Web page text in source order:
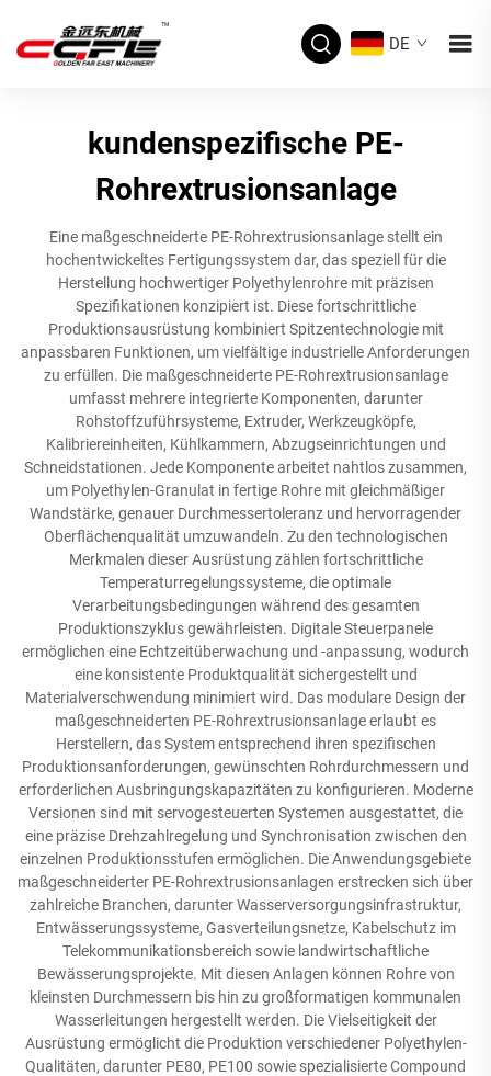
DE
kundenspezifische PE-
Rohrextrusionsanlage
Eine maßgeschneiderte PE-Rohrextrusionsanlage stellt ein
hochentwickeltes Fertigungssystem dar, das speziell für die
Herstellung hochwertiger Polyethylenrohre mit präzisen
Spezifikationen konzipiert ist. Diese fortschrittliche
Produktionsausrüstung kombiniert Spitzentechnologie mit
anpassbaren Funktionen, um vielfältige industrielle Anforderungen
zu erfüllen. Die maßgeschneiderte PE-Rohrextrusionsanlage
umfasst mehrere integrierte Komponenten, darunter
Rohstoffzuführsysteme, Extruder, Werkzeugköpfe,
Kalibriereinheiten, Kühlkammern, Abzugseinrichtungen und
Schneidstationen. Jede Komponente arbeitet nahtlos zusammen,
um Polyethylen-Granulat in fertige Rohre mit gleichmäßiger
Wandstärke, genauer Durchmessertoleranz und hervorragender
Oberflächenqualität umzuwandeln. Zu den technologischen
Merkmalen dieser Ausrüstung zählen fortschrittliche
Temperaturregelungssysteme, die optimale
Verarbeitungsbedingungen während des gesamten
Produktionszyklus gewährleisten. Digitale Steuerpanele
ermöglichen eine Echtzeitüberwachung und -anpassung, wodurch
eine konsistente Produktqualität sichergestellt und
Materialverschwendung minimiert wird. Das modulare Design der
maßgeschneiderten PE-Rohrextrusionsanlage erlaubt es
Herstellern, das System entsprechend ihren spezifischen
Produktionsanforderungen, gewünschten Rohrdurchmessern und
erforderlichen Ausbringungskapazitäten zu konfigurieren. Moderne
Versionen sind mit servogesteuerten Systemen ausgestattet, die
eine präzise Drehzahlregelung und Synchronisation zwischen den
einzelnen Produktionsstufen ermöglichen. Die Anwendungsgebiete
maßgeschneiderter PE-Rohrextrusionsanlagen erstrecken sich über
zahlreiche Branchen, darunter Wasserversorgungsinfrastruktur,
Entwässerungssysteme, Gasverteilungsnetze, Kabelschutz im
Telekommunikationsbereich sowie landwirtschaftliche
Bewässerungsprojekte. Mit diesen Anlagen können Rohre von
kleinsten Durchmessern bis hin zu großformatigen kommunalen
Wasserleitungen hergestellt werden. Die Vielseitigkeit der
Ausrüstung ermöglicht die Produktion verschiedener Polyethylen-
Qualitäten, darunter PE80, PE100 sowie spezialisierte Compound